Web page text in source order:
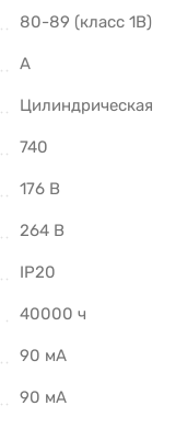
80-89 (класс 1В)
A
Цилиндрическая
740
176 В
264 В
IP20
40000 ч
90 мА
90 мА